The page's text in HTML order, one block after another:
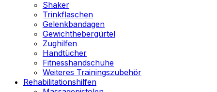
Shaker
Trinkflaschen
Gelenkbandagen
Gewichthebergürtel
Zughilfen
Handtücher
Fitnesshandschuhe
Weiteres Trainingszubehör
Rehabilitationshilfen